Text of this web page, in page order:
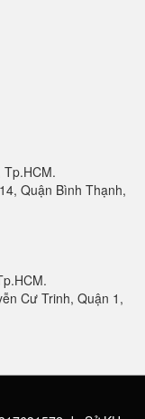
Quận Bình Thạnh,
Cư Trinh, Quận 1,